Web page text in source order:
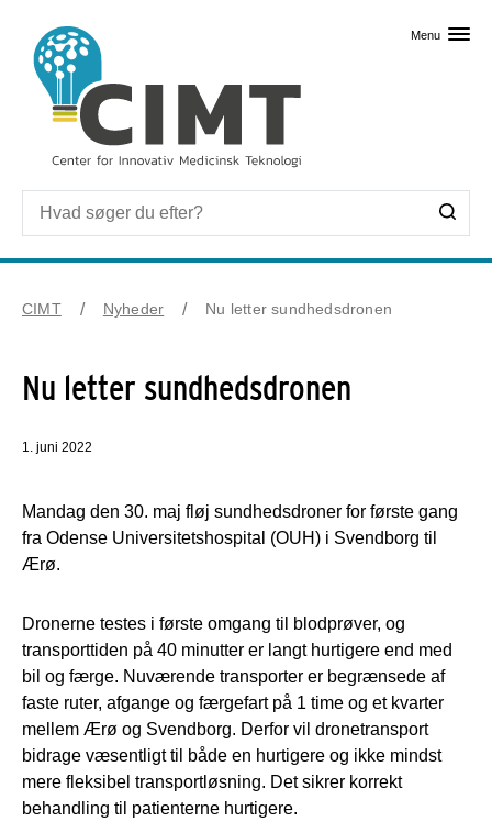
Menu
CIMT Nyheder Nu letter sundhedsdronen
Nu letter sundhedsdronen
1. juni 2022
Mandag den 30. maj fløj sundhedsdroner for første gang
fra Odense Universitetshospital (OUH) i Svendborg til
Ærø.
Dronerne testes i første omgang til blodprøver, og
transporttiden på 40 minutter er langt hurtigere end med
bil og færge. Nuværende transporter er begrænsede af
faste ruter, afgange og færgefart på 1 time og et kvarter
mellem Ærø og Svendborg. Derfor vil dronetransport
bidrage væsentligt til både en hurtigere og ikke mindst
mere fleksibel transportløsning. Det sikrer korrekt
behandling til patienterne hurtigere.